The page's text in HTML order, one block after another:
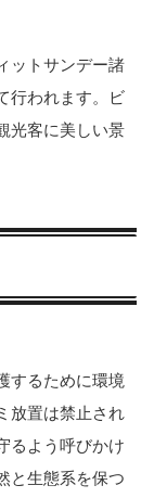
ットサンデー諸
行われます。ビ
光客に美しい景
するために環境
放置は禁止され
るよう呼びかけ
と生態系を保つ